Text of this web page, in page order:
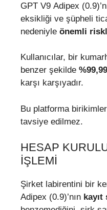
GPT V9 Adipex
eksikliği ve şüpheli
nedeniyle önemli
Kullanıcılar, bir
benzer şekilde
karşı karşıyadır.
Bu platforma
tavsiye edilmez.
HESAP
İŞLEMI
Şirket labirentini bir
Adipex (0.9)’nın